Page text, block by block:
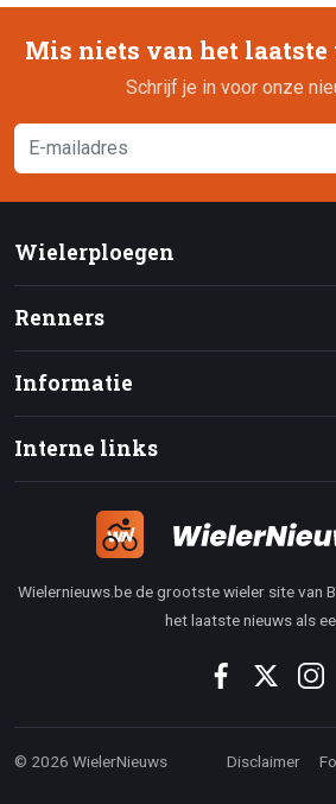
Mis niets van het
Schrijf je in voor onze
Wielerploegen
Renners
Informatie
Interne links
Wielernieuws.be de grootste wieler site van
het laatste nieuws als
© 2026 WielerNieuws Disclaimer